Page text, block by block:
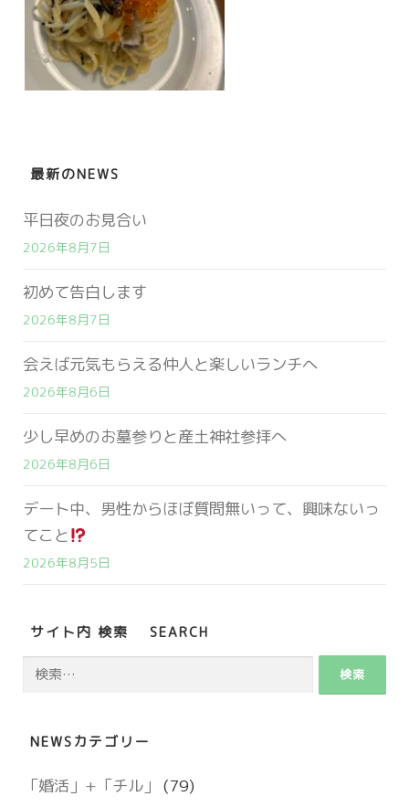
最新のNEWS
平日夜のお見合い
2026年8月7日
初めて告白します
2026年8月7日
会えば元気もらえる仲人と楽しいランチへ
2026年8月6日
少し早めのお墓参りと産土神社参拝へ
2026年8月6日
デート中、男性からほぼ質問無いって、興味ないっ
てこと
2026年8月5日
サイト内 検索 SEARCH
検
NEWSカテゴリー
「婚活」+「チル」 (79)